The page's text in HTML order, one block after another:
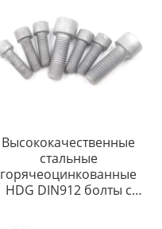
Высококачественные
стальные
горячеоцинкованные
HDG DIN912 болты с